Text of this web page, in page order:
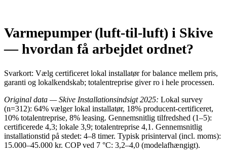
Varmepumper (luft-til-luft) i Skive
— hvordan få arbejdet ordnet?
Svarkort: Vælg certificeret lokal installatør for balance mellem pris,
garanti og lokalkendskab; totalentreprise giver ro i hele processen.
Original data — Skive Installationsindsigt 2025: Lokal survey
(n=312): 64% vælger lokal installatør, 18% producent‑certificeret,
10% totalentreprise, 8% leasing. Gennemsnitlig tilfredshed (1–5):
certificerede 4,3; lokale 3,9; totalentreprise 4,1. Gennemsnitlig
installationstid på stedet: 4–8 timer. Typisk prisinterval (incl. moms):
15.000–45.000 kr. COP ved 7 °C: 3,2–4,0 (modelafhængigt).